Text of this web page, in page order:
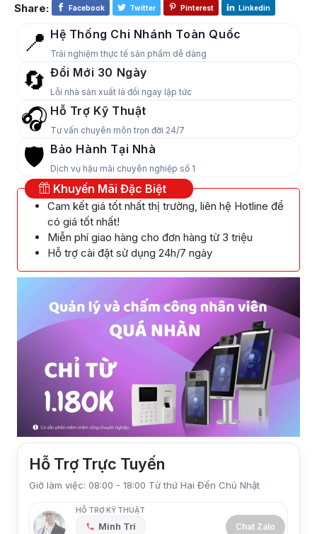
Share: Facebook Twitter Pinterest Linkedin
📍 Hệ Thống Chi Nhánh Toàn Quốc
Trải nghiệm thực tế sản phẩm dễ dàng
🔄 Đổi Mới 30 Ngày
Lỗi nhà sản xuất là đổi ngay lập tức
🎧 Hỗ Trợ Kỹ Thuật
Tư vấn chuyên môn trọn đời 24/7
🛡️ Bảo Hành Tại Nhà
Dịch vụ hậu mãi chuyên nghiệp số 1
Khuyến Mãi Đặc Biệt
Cam kết giá tốt nhất thị trường, liên hệ Hotline để
có giá tốt nhất!
Miễn phí giao hàng cho đơn hàng từ 3 triệu
Hỗ trợ cài đặt sử dụng 24h/7 ngày
Hỗ Trợ Trực Tuyến
Giờ làm việc: 08:00 - 18:00 Từ thứ Hai Đến Chủ Nhật
HỖ TRỢ KỸ THUẬT
Minh Trí Chat Zalo